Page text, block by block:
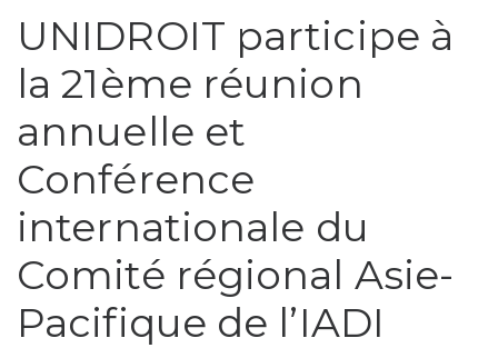
UNIDROIT participe à
la 21ème réunion
annuelle et
Conférence
internationale du
Comité régional Asie-
Pacifique de l’IADI